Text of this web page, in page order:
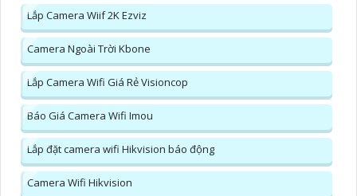
Lắp Camera Wiif 2K Ezviz
Camera Ngoài Trời Kbone
Lắp Camera Wifi Giá Rẻ Visioncop
Báo Giá Camera Wifi Imou
Lắp đặt camera wifi Hikvision báo động
Camera Wifi Hikvision